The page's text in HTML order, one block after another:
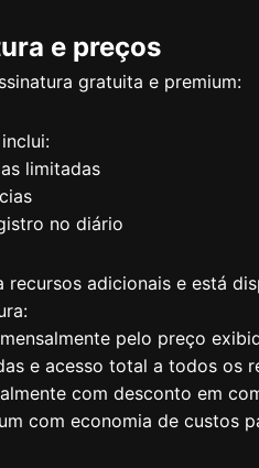
e preços
gratuita e premium:
limitadas
no diário
recursos adicionais e está
pelo preço
e acesso total a todos os
com desconto em
com economia de custos